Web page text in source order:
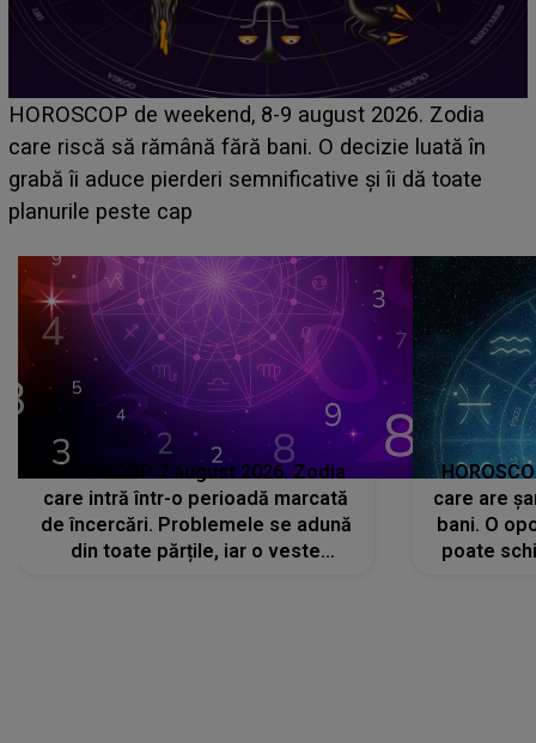
Emanuel a ținut ACEST DETALIU ASCUNS până
acum! În fața Alexandrei, concurentul din Casa Iubirii
face o MĂRTURISIRE NEAȘTEPTATĂ despre mama
sa: "I-am spus și ei în față, eu nu te iubesc pentru
HOROSCOP 7 august 2026. Zodia
care intră într-o perioadă marcată
de încercări. Problemele se adună
din toate părțile, iar o veste
care are
bani. O
poate